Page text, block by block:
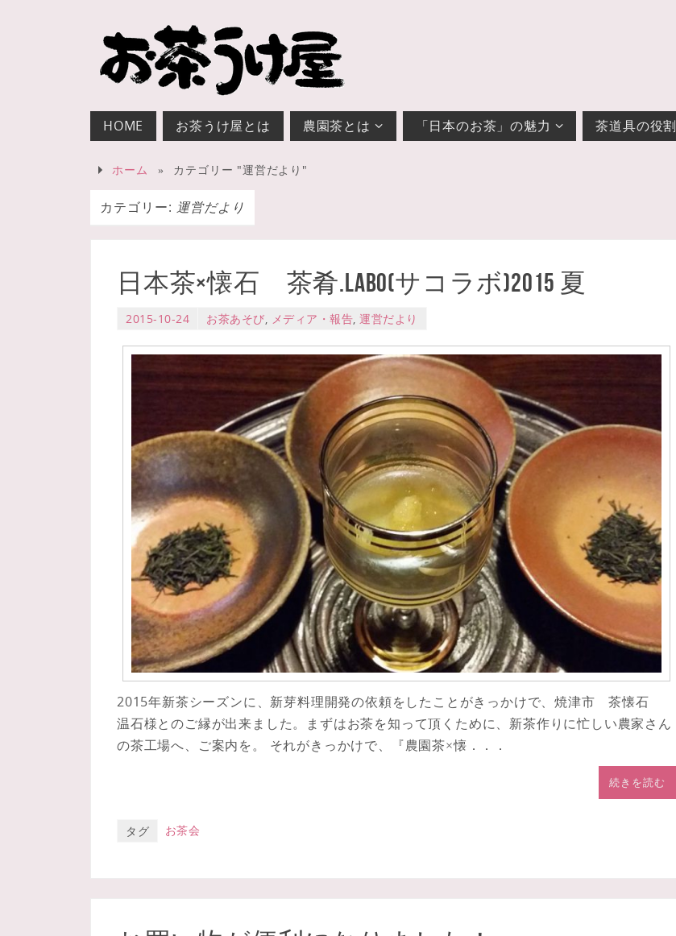
HOME お茶うけ屋とは 農園茶とは 「日本のお茶」の魅力 茶道具の役割
ホーム » カテゴリー "運営だより"
カテゴリー: 運営だより
日本茶×懐石 茶肴.labo(サコラボ)2015 夏
2015-10-24 お茶あそび メディア・報告 運営だより
2015年新茶シーズンに、新芽料理開発の依頼をしたことがきっかけで、焼津市 茶懐石
温石様とのご縁が出来ました。まずはお茶を知って頂くために、新茶作りに忙しい農家さん
の茶工場へ、ご案内を。 それがきっかけで、『農園茶×懐．．．
続きを読む
タグ お茶会